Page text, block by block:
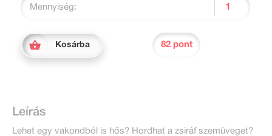
Mennyiség:
Kosárba 82 pont
Leírás
Lehet egy vakondból is hős? Hordhat a zsiráf szemüveget?